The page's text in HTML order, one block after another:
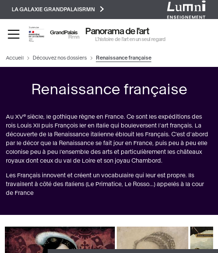
principal
LA GALAXIE GRANDPALAISRMN
Panorama de l'art
L’histoire de l’art en un seul regard
Accueil Découvez nos dossiers Renaissance française
Renaissance française
Au XVe siècle, le gothique règne en France. Ce sont les expéditions des
rois Louis XII puis François Ier en Italie qui bouleversent l'art français. La
découverte de la Renaissance italienne éblouit les Français. C'est d'abord
par le décor que la Renaissance se fait jour en France, puis peu à peu elle
colonise peu à peu l'ensemble des arts et particulièrement les châteaux
royaux dont ceux du val de Loire et son joyau Chambord.
Les Français innovent et créent un vocabulaire qui leur est propre. Ils
travaillent à côté des Italiens (Le Primatice, Le Rosso...) appelés à la cour
de France